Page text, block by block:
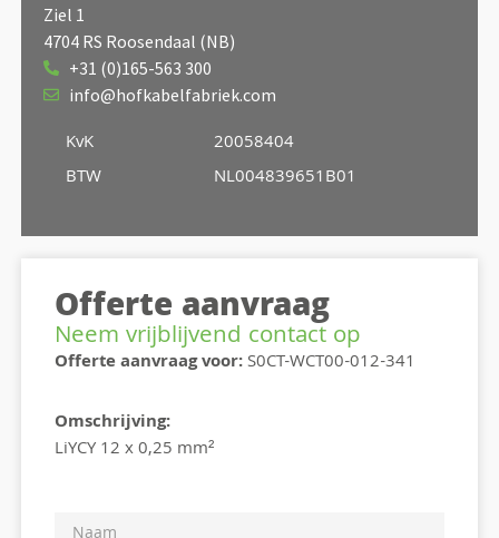
Ziel 1
4704 RS Roosendaal (NB)
+31 (0)165-563 300
info@hofkabelfabriek.com
KvK
BTW
20058404
NL004839651B01
Offerte aanvraag
Neem vrijblijvend contact op
Offerte aanvraag voor:S0CT-WCT00-012-341
Omschrijving:
LiYCY 12 x 0,25 mm²